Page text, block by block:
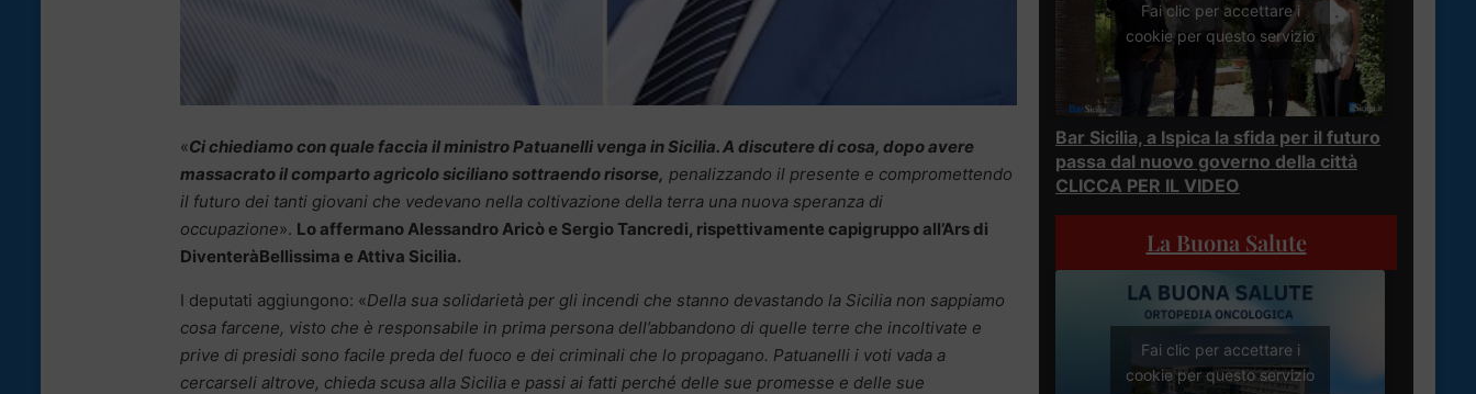
«Ci chiediamo con quale faccia il ministro Patuanelli venga in Sicilia. A discutere di cosa, dopo avere
massacrato il comparto agricolo siciliano sottraendo risorse, penalizzando il presente e compromettendo
il futuro dei tanti giovani che vedevano nella coltivazione della terra una nuova speranza di
occupazione». Lo affermano Alessandro Aricò e Sergio Tancredi, rispettivamente capigruppo all’Ars di
DiventeràBellissima e Attiva Sicilia.
I deputati aggiungono: «Della sua solidarietà per gli incendi che stanno devastando la Sicilia non sappiamo
cosa farcene, visto che è responsabile in prima persona dell’abbandono di quelle terre che incoltivate e
prive di presidi sono facile preda del fuoco e dei criminali che lo propagano. Patuanelli i voti vada a
cercarseli altrove, chieda scusa alla Sicilia e passi ai fatti perché delle sue promesse e delle sue
Fai clic per accettare i
cookie per questo servizio
Bar Sicilia, a Ispica la sfida per il futuro
passa dal nuovo governo della città
CLICCA PER IL VIDEO
La Buona Salute
Fai clic per accettare i
cookie per questo servizio